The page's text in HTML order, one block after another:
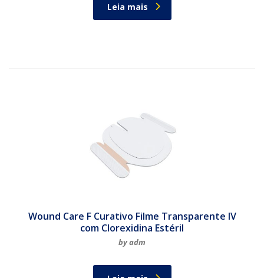
Leia mais
Wound Care F Curativo Filme Transparente IV
com Clorexidina Estéril
by adm